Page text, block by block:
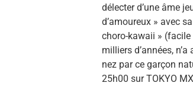
délecter d’une âme
d’amoureux » avec
choro-kawaii »
milliers d’années,
nez par ce garçon
25h00 sur TOKYO